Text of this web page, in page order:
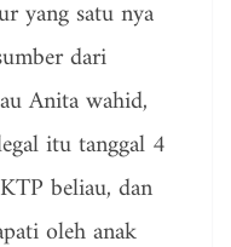
yang satu nya
dari
Anita wahid,
itu tanggal 4
beliau, dan
oleh anak